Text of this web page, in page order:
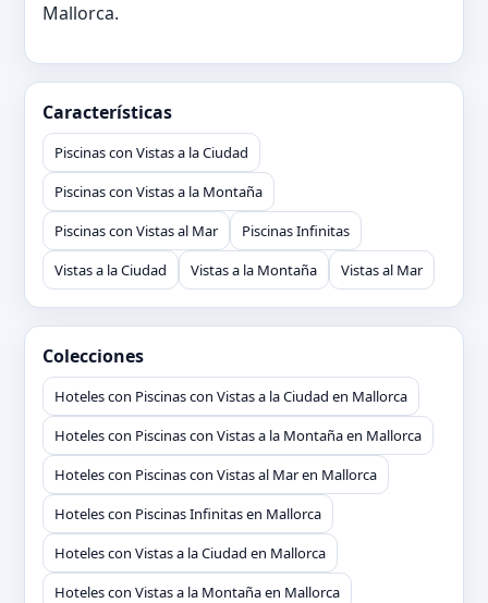
Mallorca.
Características
Piscinas con Vistas a la Ciudad
Piscinas con Vistas a la Montaña
Piscinas con Vistas al Mar
Piscinas Infinitas
Vistas a la Ciudad
Vistas a la Montaña Vistas al Mar
Colecciones
Hoteles con Piscinas con Vistas a la Ciudad en Mallorca
Hoteles con Piscinas con Vistas a la Montaña en Mallorca
Hoteles con Piscinas con Vistas al Mar en Mallorca
Hoteles con Piscinas Infinitas en Mallorca
Hoteles con Vistas a la Ciudad en Mallorca
Hoteles con Vistas a la Montaña en Mallorca